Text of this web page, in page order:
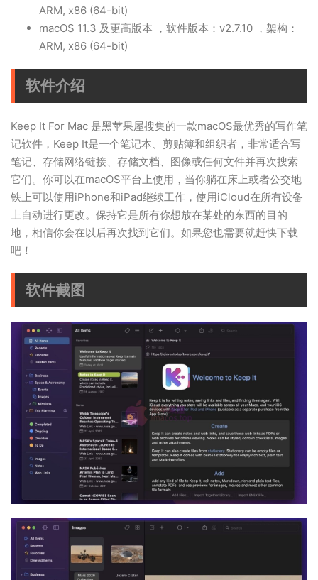
ARM, x86 (64-bit)
macOS 11.3 及更高版本 ，软件版本：v2.7.10 ，架构：
ARM, x86 (64-bit)
软件介绍
Keep It For Mac 是黑苹果屋搜集的一款macOS最优秀的写作笔
记软件，Keep It是一个笔记本、剪贴簿和组织者，非常适合写
笔记、存储网络链接、存储文档、图像或任何文件并再次搜索
它们。你可以在macOS平台上使用，当你躺在床上或者公交地
铁上可以使用iPhone和iPad继续工作，使用iCloud在所有设备
上自动进行更改。保持它是所有你想放在某处的东西的目的
地，相信你会在以后再次找到它们。如果您也需要就赶快下载
吧！
软件截图